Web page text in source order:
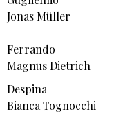
Jonas Müller
Ferrando
Magnus Dietrich
Despina
Bianca Tognocchi